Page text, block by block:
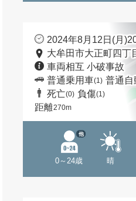
2024年8月12日(月
大牟田市大正町四丁
車両相互 小破事故
普通乗用車(1) 普通自
死亡(0) 負傷(1)
距離270m
0～24歳
他
晴